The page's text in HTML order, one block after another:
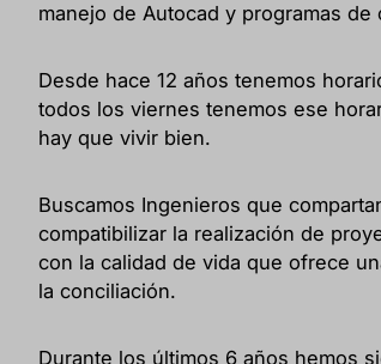
manejo de Autocad y programas
Desde hace 12 años tenemos
todos los viernes tenemos ese
hay que vivir bien.
Buscamos Ingenieros que
compatibilizar la realización de
con la calidad de vida que ofrece
la conciliación.
Durante los últimos 6 años hemos